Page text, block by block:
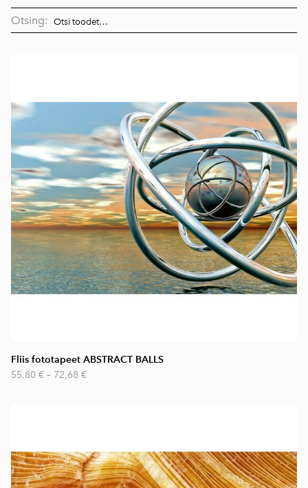
Otsing:
Fliis fototapeet ABSTRACT BALLS
55,80 € – 72,68 €